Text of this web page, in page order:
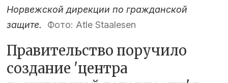
Норвежской дирекции по гражданской
защите.
Фото: Atle Staalesen
Правительство поручило
создание 'центра